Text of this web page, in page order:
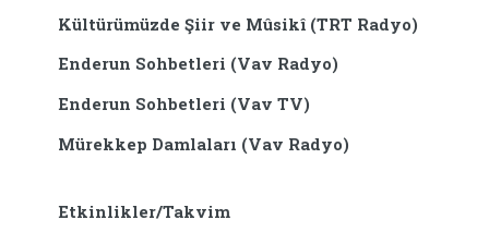
Kültürümüzde Şiir ve Mûsikî (TRT Radyo)
Enderun Sohbetleri (Vav Radyo)
Enderun Sohbetleri (Vav TV)
Mürekkep Damlaları (Vav Radyo)
Etkinlikler/Takvim